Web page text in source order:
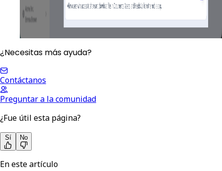
¿Necesitas más ayuda?
Contáctanos
Preguntar a la comunidad
¿Fue útil esta página?
Sí No
En este artículo